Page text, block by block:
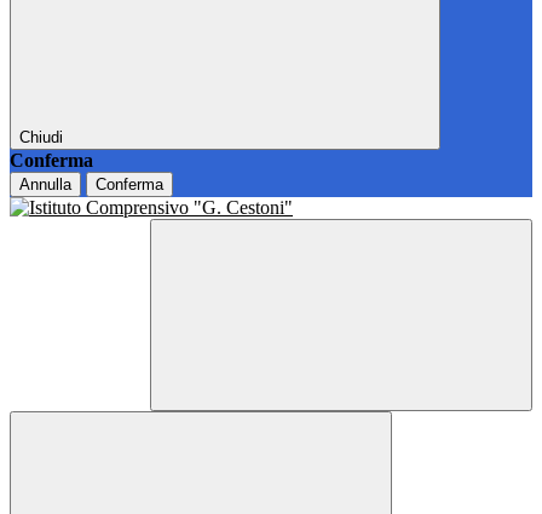
Chiudi
Conferma
Annulla Conferma